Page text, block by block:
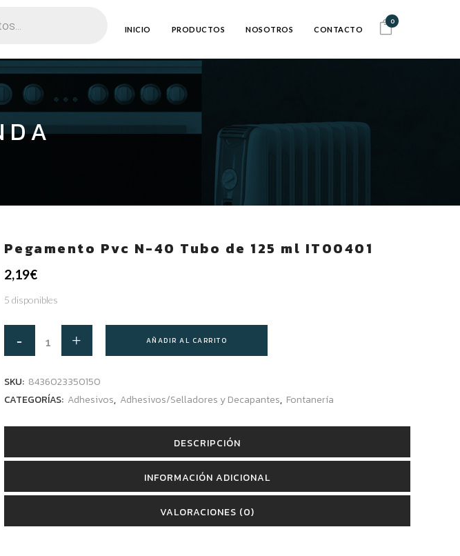
0
INICIO PRODUCTOS NOSOTROS CONTACTO
Pegamento Pvc N-40 Tubo de 125 ml IT00401
2,19€
5 disponibles
AÑADIR AL CARRITO
SKU: 8436023350150
CATEGORÍAS: Adhesivos, Adhesivos/Selladores y Decapantes, Fontanería
DESCRIPCIÓN
INFORMACIÓN ADICIONAL
VALORACIONES (0)